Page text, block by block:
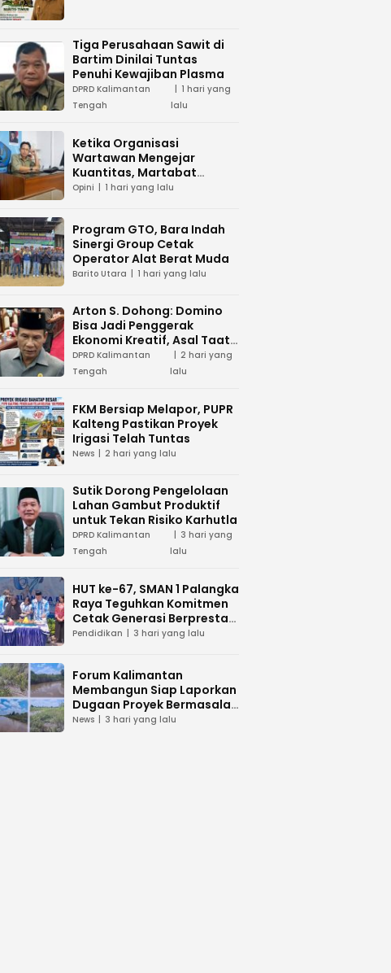
Tiga Perusahaan Sawit di
Bartim Dinilai Tuntas
Penuhi Kewajiban Plasma
DPRD Kalimantan
Tengah
1 hari yang
lalu
Ketika Organisasi
Wartawan Mengejar
Kuantitas, Martabat
Profesi Menjadi Taruhan
Opini 1 hari yang lalu
Program GTO, Bara Indah
Sinergi Group Cetak
Operator Alat Berat Muda
Barito Utara 1 hari yang lalu
Arton S. Dohong: Domino
Bisa Jadi Penggerak
Ekonomi Kreatif, Asal Taat
Aturan
DPRD Kalimantan
Tengah
2 hari yang
lalu
FKM Bersiap Melapor, PUPR
Kalteng Pastikan Proyek
Irigasi Telah Tuntas
News 2 hari yang lalu
Sutik Dorong Pengelolaan
Lahan Gambut Produktif
untuk Tekan Risiko Karhutla
DPRD Kalimantan
Tengah
3 hari yang
lalu
HUT ke-67, SMAN 1 Palangka
Raya Teguhkan Komitmen
Cetak Generasi Berprestasi
dan Peduli Lingkunga
Pendidikan 3 hari yang lalu
Forum Kalimantan
Membangun Siap Laporkan
Dugaan Proyek Bermasalah
PUPR Kalteng
News 3 hari yang lalu